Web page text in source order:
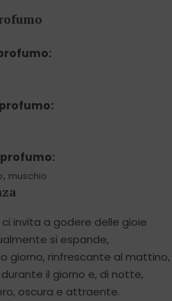
, muschio
invita a godere delle gioie
si espande,
giorno, rinfrescante al mattino,
il giorno e, di notte,
oscura e attraente.